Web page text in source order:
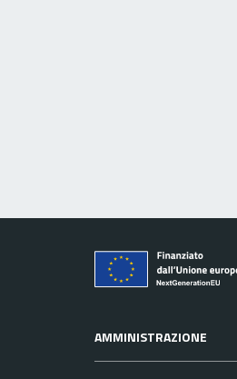
AMMINISTRAZIONE